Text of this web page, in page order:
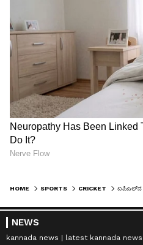
HOME SPORTS CRICKET
NEWS
kannada news latest kannada news